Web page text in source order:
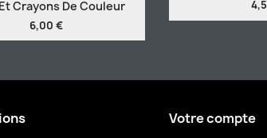
Crayons De Couleur
6,00 €
Votre compte